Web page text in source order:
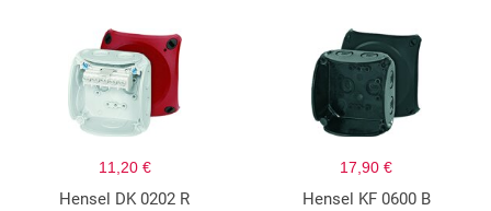
11,20 €
Hensel DK 0202 R
17,90 €
Hensel KF 0600 B